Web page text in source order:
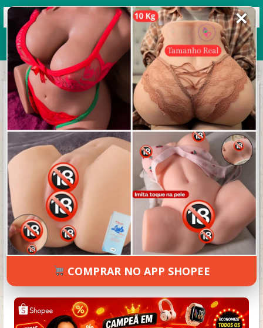
Grupos de WhatsApp 2026
+ Enviar grupo
ℙ𝕃𝔸ℕ𝔼𝕋𝔸 𝕊𝕋𝕀ℂ𝕂𝔼ℝ
3.9/5 (46 avaliações)
✕
COMPRAR NO APP SHOPEE